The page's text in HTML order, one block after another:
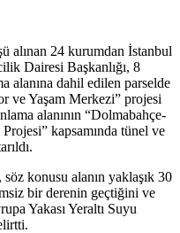
alınan 24 kurumdan İstanbul
Dairesi Başkanlığı, 8
alanına dahil edilen parselde
ve Yaşam Merkezi” projesi
alanının “Dolmabahçe-
kapsamında tünel ve
konusu alanın yaklaşık 30
bir derenin geçtiğini ve
Yakası Yeraltı Suyu